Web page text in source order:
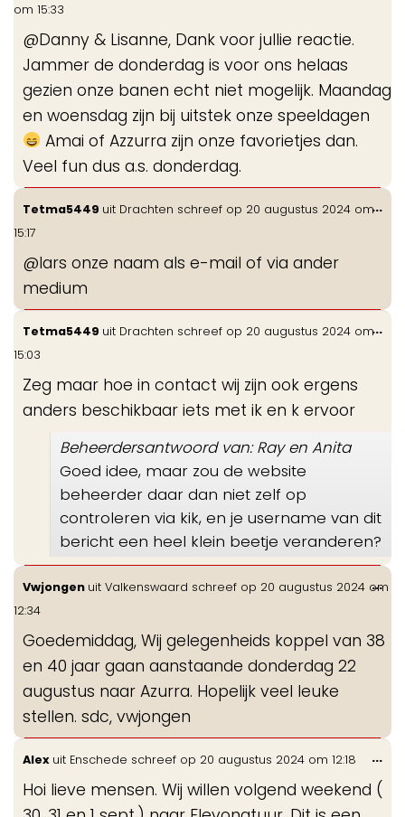
om 15:33
@Danny & Lisanne, Dank voor jullie reactie.
Jammer de donderdag is voor ons helaas
gezien onze banen echt niet mogelijk. Maandag
en woensdag zijn bij uitstek onze speeldagen
Amai of Azzurra zijn onze favorietjes dan.
Veel fun dus a.s. donderdag.
Tetma5449 uit Drachten schreef op 20 augustus 2024 om
15:17
@lars onze naam als e-mail of via ander
medium
...
Tetma5449 uit Drachten schreef op 20 augustus 2024 om
15:03
Zeg maar hoe in contact wij zijn ook ergens
anders beschikbaar iets met ik en k ervoor
Beheerdersantwoord van: Ray en Anita
Goed idee, maar zou de website
beheerder daar dan niet zelf op
controleren via kik, en je username van dit
bericht een heel klein beetje veranderen?
...
Vwjongen uit Valkenswaard schreef op 20 augustus 2024 om
12:34
Goedemiddag, Wij gelegenheids koppel van 38
en 40 jaar gaan aanstaande donderdag 22
augustus naar Azurra. Hopelijk veel leuke
stellen. sdc, vwjongen
...
Alex uit Enschede schreef op 20 augustus 2024 om 12:18
Hoi lieve mensen. Wij willen volgend weekend (
...